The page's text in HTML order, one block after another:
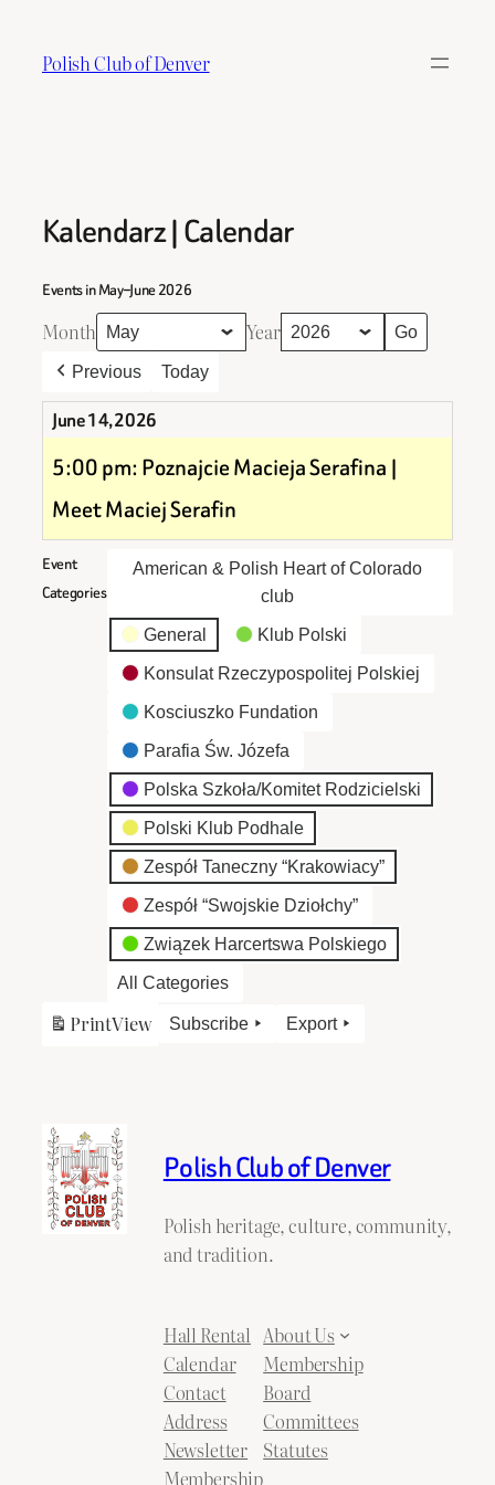
content
Polish Club of Denver
Kalendarz | Calendar
Events in May–June 2026
Month Year
Previous Today
June 14, 2026
5:00 pm: Poznajcie Macieja Serafina |
Meet Maciej Serafin
Event
Categories
American & Polish Heart of Colorado
club
General Klub Polski
Konsulat Rzeczypospolitej Polskiej
Kosciuszko Fundation
Parafia Św. Józefa
Polska Szkoła/Komitet Rodzicielski
Polski Klub Podhale
Zespół Taneczny “Krakowiacy”
Zespół “Swojskie Dziołchy”
Związek Harcertswa Polskiego
All Categories
PrintView Subscribe Export
Polish Club of Denver
Polish heritage, culture, community,
and tradition.
Hall Rental
Calendar
Contact
Address
Newsletter
Membership
About Us
Membership
Board
Committees
Statutes